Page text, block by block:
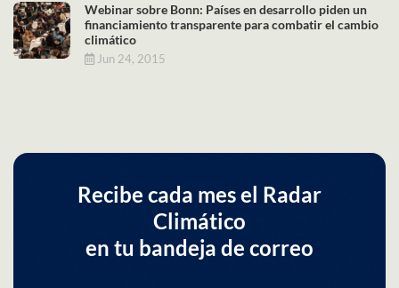
Webinar sobre Bonn: Países en desarrollo piden un
financiamiento transparente para combatir el cambio
climático
Jun 24, 2015
Recibe cada mes el Radar
Climático
en tu bandeja de correo